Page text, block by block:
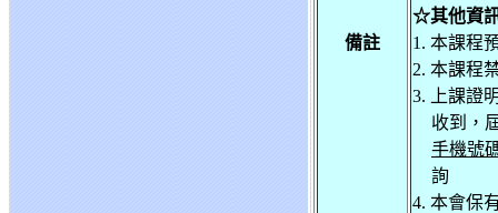
備註
☆其他資
1. 本課程
2. 本課程
3. 上課證
收到，
手機號
詢
4. 本會保